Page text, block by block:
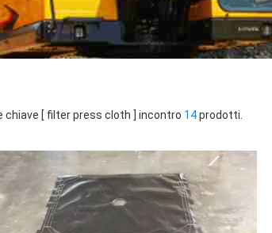
chiave [ filter press cloth ] incontro 14prodotti.